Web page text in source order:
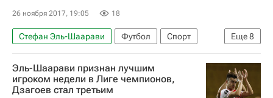
26 ноября 2017, 19:05 18
Еще8
Стефан Эль-Шаарави Футбол
Спорт
Серия А 2026-2027 (Чемпионат Италии по футболу)
Рома
Удинезе Милан
Наполи
Торино
Джанлука Лападула
Эль-Шаарави признан лучшим
игроком недели в Лиге чемпионов,
Дзагоев стал третьим